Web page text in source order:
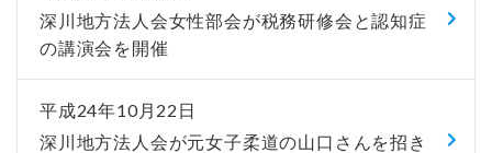
深川地方法人会女性部会が税務研修会と認知症
の講演会を開催
平成24年10月22日
深川地方法人会が元女子柔道の山口さんを招き